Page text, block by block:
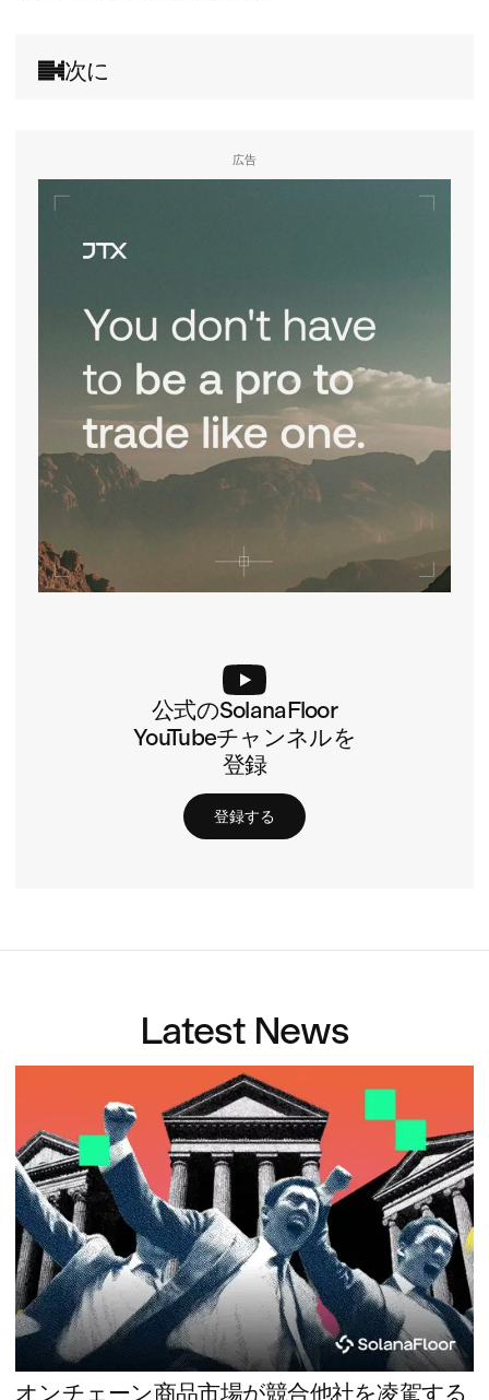
次に
広告
公式のSolanaFloor
YouTubeチャンネルを
登録
登録する
Latest News
オンチェーン商品市場が競合他社を凌駕する